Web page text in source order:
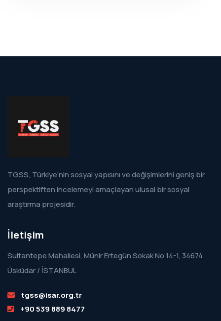
TGSS, Türkiye’nin sosyal yapısını ve değişimlerini geniş bir
perspektiften incelemeyi amaçlayan ulusal bir sosyal
araştırma projesidir.
İletişim
Sultantepe Mahallesi, Münir Ertegün Sokak No 14-1, 34674
Üsküdar / İSTANBUL
tgss@isar.org.tr
+90 539 889 8477